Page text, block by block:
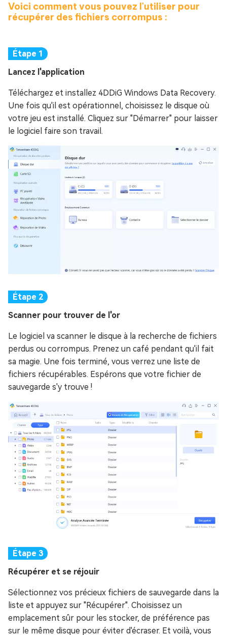
Voici comment vous pouvez l'utiliser pour
récupérer des fichiers corrompus :
Lancez l'application
Téléchargez et installez 4DDiG Windows Data Recovery.
Une fois qu'il est opérationnel, choisissez le disque où
votre jeu est installé. Cliquez sur "Démarrer" pour laisser
le logiciel faire son travail.
Scanner pour trouver de l'or
Le logiciel va scanner le disque à la recherche de fichiers
perdus ou corrompus. Prenez un café pendant qu'il fait
sa magie. Une fois terminé, vous verrez une liste de
fichiers récupérables. Espérons que votre fichier de
sauvegarde s'y trouve !
Récupérer et se réjouir
Sélectionnez vos précieux fichiers de sauvegarde dans la
liste et appuyez sur "Récupérer". Choisissez un
emplacement sûr pour les stocker, de préférence pas
sur le même disque pour éviter d'écraser. Et voilà, vous